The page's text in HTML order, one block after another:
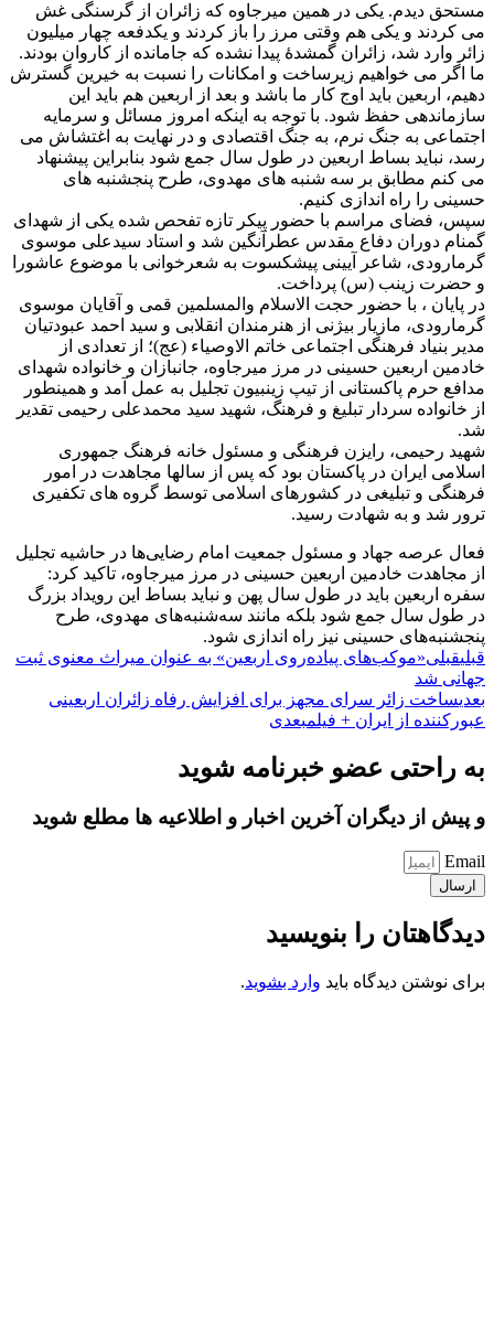
مستحق دیدم. یکی در همین میرجاوه که زائران از گرسنگی غش
می کردند و یکی هم وقتی مرز را باز کردند و یکدفعه چهار میلیون
زائر وارد شد، زائران گمشدۀ پیدا نشده که جامانده از کاروان بودند.
ما اگر می خواهیم زیرساخت و امکانات را نسبت به خیرین گسترش
دهیم، اربعین باید اوج کار ما باشد و بعد از اربعین هم باید این
سازماندهی حفظ شود. با توجه به اینکه امروز مسائل و سرمایه
اجتماعی به جنگ نرم، به جنگ اقتصادی و در نهایت به اغتشاش می
رسد، نباید بساط اربعین در طول سال جمع شود بنابراین پیشنهاد
می کنم مطابق بر سه شنبه های مهدوی، طرح پنجشنبه های
حسینی را راه اندازی کنیم.
سپس، فضای مراسم با حضور پیکر تازه تفحص شده یکی از شهدای
گمنام دوران دفاع مقدس عطرآنگین شد و استاد سیدعلی موسوی
گرمارودی، شاعر آیینی پیشکسوت به شعرخوانی با موضوع عاشورا
و حضرت زینب (س) پرداخت.
در پایان ، با حضور حجت الاسلام والمسلمین قمی و آقایان موسوی
گرمارودی، مازیار بیژنی از هنرمندان انقلابی و سید احمد عبودتیان
مدیر بنیاد فرهنگی اجتماعی خاتم الاوصیاء (عج)؛ از تعدادی از
خادمین اربعین حسینی در مرز میرجاوه، جانبازان و خانواده شهدای
مدافع حرم پاکستانی از تیپ زینبیون تجلیل به عمل آمد و همینطور
از خانواده سردار تبلیغ و فرهنگ، شهید سید محمدعلی رحیمی تقدیر
شد.
شهید رحیمی، رایزن فرهنگی و مسئول خانه فرهنگ جمهوری
اسلامی ایران در پاکستان بود که پس از سالها مجاهدت در امور
فرهنگی و تبلیغی در کشورهای اسلامی توسط گروه های تکفیری
ترور شد و به شهادت رسید.
فعال عرصه جهاد و مسئول جمعیت امام رضایی‌ها در حاشیه تجلیل
از مجاهدت خادمین اربعین حسینی در مرز میرجاوه، تاکید کرد:
سفره اربعین باید در طول سال پهن و نباید بساط این رویداد بزرگ
در طول سال جمع شود بلکه مانند سه‌شنبه‌های مهدوی، طرح
پنجشنبه‌های حسینی نیز راه اندازی شود.
قبلیقبلی«موکب‌های پیاده‌روی اربعین» به عنوان میراث معنوی ثبت
جهانی شد
بعدیساخت زائر سرای مجهز برای افزایش رفاه زائران اربعینی
عبورکننده از ایران + فیلمبعدی
به راحتی عضو خبرنامه شوید
و پیش از دیگران آخرین اخبار و اطلاعیه ها مطلع شوید
Email
ارسال
دیدگاهتان را بنویسید
برای نوشتن دیدگاه باید وارد بشوید.